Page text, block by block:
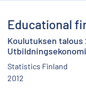
Educational
Koulutuksen talous
Statistics Finland
2012